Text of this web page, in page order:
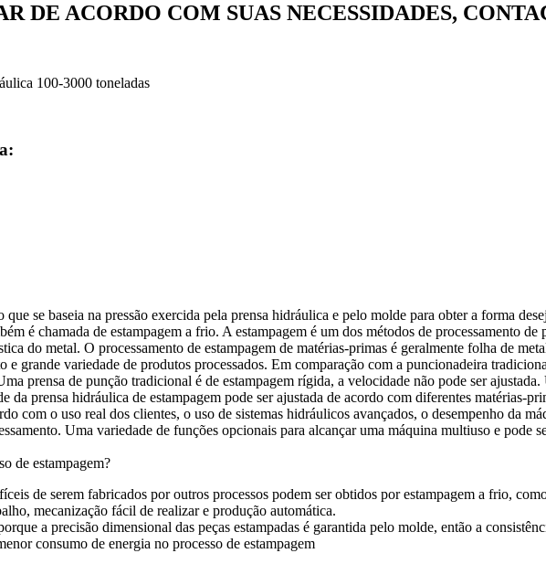
DE ACORDO COM SUAS NECESSIDADES,
100-3000 toneladas
que se baseia na pressão exercida pela prensa hidráulica e pelo molde para obter a forma
é chamada de estampagem a frio. A estampagem é um dos métodos de processamento
do metal. O processamento de estampagem de matérias-primas é geralmente folha de
grande variedade de produtos processados. Em comparação com a puncionadeira
prensa de punção tradicional é de estampagem rígida, a velocidade não pode ser
da prensa hidráulica de estampagem pode ser ajustada de acordo com diferentes matérias-
com o uso real dos clientes, o uso de sistemas hidráulicos avançados, o desempenho da
Uma variedade de funções opcionais para alcançar uma máquina multiuso e pode
de estampagem?
de serem fabricados por outros processos podem ser obtidos por estampagem a frio,
mecanização fácil de realizar e produção automática.
a precisão dimensional das peças estampadas é garantida pelo molde, então a
consumo de energia no processo de estampagem